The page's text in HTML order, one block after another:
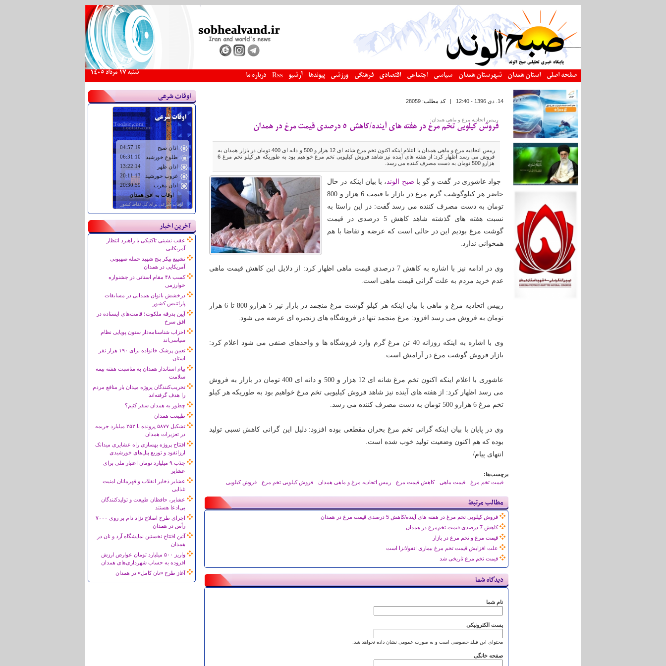
صفحه اصلی استان همدان شهرستان همدان سیاسی اجتماعی اقتصادی فرهنگی ورزشی پیوندها آرشیو Rss درباره ما شنبه 17 مرداد 1405
اوقات شرعی
آخرین اخبار
عقب نشینی تاکتیکی یا راهبرد انتظار
آمریکایی
تشییع پیکر پنج شهید حمله صهیونی
آمریکایی در همدان
کسب ۴۸ مقام استانی در جشنواره
خوارزمی
درخشش بانوان همدانی در مسابقات
پاراتنیس کشور
آیین بدرقه ملکوت؛ قامت‌های ایستاده در
افق سرخ
احزاب شناسنامه‌دار ستون پویایی نظام
سیاسی‌اند
تعیین پزشک خانواده برای ۱۹۰ هزار نفر
استان
پیام استاندار همدان به مناسبت هفته بیمه
سلامت
تخریب‌کنندگان پروژه میدان بار منافع مردم
را هدف گرفته‌اند
چطور به همدان سفر کنیم؟
طبیعت همدان
تشکیل ۵۸۷۷ پرونده با ۲۵۲ میلیارد جریمه
در تعزیرات همدان
افتتاح پروژه بهسازی راه عشایری میدانک
ارزانفود و توزیع پنل‌های خورشیدی
جذب ۹ میلیارد تومان اعتبار ملی برای
عشایر
عشایر ذخایر انقلاب و قهرمانان امنیت
غذایی
عشایر، حافظان طبیعت و تولیدکنندگان
بی‌ادعا هستند
اجرای طرح اصلاح نژاد دام بر روی ۷۰۰۰
رأس در همدان
آئین افتتاح نخستین نمایشگاه آرد و نان در
همدان
واریز ۵۰۰ میلیارد تومان عوارض ارزش
افزوده به حساب شهرداری‌های همدان
آغاز طرح «نان کامل» در همدان
14. دى 1396 - 12:40 |کد مطلب:28059
رییس اتحادیه مرغ و ماهی همدان:
فروش کیلویی تخم مرغ در هفته های آینده/کاهش 5 درصدی قیمت مرغ در همدان
رییس اتحادیه مرغ و ماهی همدان با اعلام اینکه اکنون تخم مرغ شانه ای 12 هزار و 500 و دانه ای 400 تومان در بازار همدان به
فروش می رسد اظهار کرد: از هفته های آینده نیز شاهد فروش کیلیویی تخم مرغ خواهیم بود به طوریکه هر کیلو تخم مرغ 6
هزارو 500 تومان به دست مصرف کننده می رسد.
جواد عاشوری در گفت و گو با صبح الوند ، با بیان اینکه در حال
حاضر هر کیلوگوشت گرم مرغ در بازار با قیمت 6 هزار و 800
تومان به دست مصرف کننده می رسد گفت: در این راستا به
نسبت هفته های گذشته شاهد کاهش 5 درصدی در قیمت
گوشت مرغ بودیم این در حالی است که عرضه و تقاضا با هم
همخوانی ندارد.
وی در ادامه نیز با اشاره به کاهش 7 درصدی قیمت ماهی اظهار کرد: از دلایل این کاهش قیمت ماهی
عدم خرید مردم به علت گرانی قیمت ماهی است.
رییس اتحادیه مرغ و ماهی با بیان اینکه هر کیلو گوشت مرغ منجمد در بازار نیز 5 هزارو 800 تا 6 هزار
تومان به فروش می رسد افزود: مرغ منجمد تنها در فروشگاه های زنجیره ای عرضه می شود.
وی با اشاره به اینکه روزانه 40 تن مرغ گرم وارد فروشگاه ها و واحدهای صنفی می شود اعلام کرد:
بازار فروش گوشت مرغ در آرامش است.
عاشوری با اعلام اینکه اکنون تخم مرغ شانه ای 12 هزار و 500 و دانه ای 400 تومان در بازار به فروش
می رسد اظهار کرد: از هفته های آینده نیز شاهد فروش کیلیویی تخم مرغ خواهیم بود به طوریکه هر کیلو
تخم مرغ 6 هزارو 500 تومان به دست مصرف کننده می رسد.
وی در پایان با بیان اینکه گرانی تخم مرغ بحران مقطعی بوده افزود: دلیل این گرانی کاهش نسبی تولید
بوده که هم اکنون وضعیت تولید خوب شده است.
انتهای پیام/
برچسب‌ها:
قیمت تخم مرغ
قیمت ماهی کاهش قیمت مرغ رییس اتحادیه مرغ و ماهی همدان فروش کیلویی تخم مرغ فروش کیلویی
مطالب مرتبط
فروش کیلویی تخم مرغ در هفته های آینده/کاهش 5 درصدی قیمت مرغ در همدان
کاهش 7 درصدی قیمت تخم‌مرغ در همدان
قیمت مرغ و تخم مرغ در بازار
علت افزایش قیمت تخم مرغ بیماری انفولانزا است
قیمت تخم مرغ تاریخی شد
دیدگاه شما
نام شما
پست الکترونیکی
محتوای این فیلد خصوصی است و به صورت عمومی نشان داده نخواهد شد.
صفحه خانگی